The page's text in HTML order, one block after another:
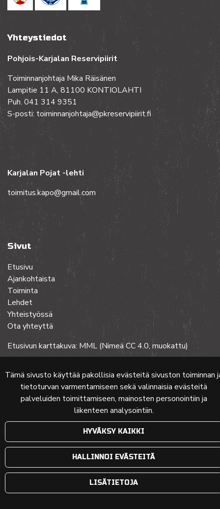
Tämä sivusto käyttää pakollisia evästeitä sivuston toiminnan
tietoturvan varmentamiseen sekä valinnaisia evästeitä
palveluiden toimittamiseen, mainosten personointiin ja
liikenteen analysointiin.
HYVÄKSY KAIKKI
HALLINNOI EVÄSTEITÄ
LISÄTIETOJA
Yhteystiedot
Pohjois-Karjalan Reservipiirit
Toiminnanjohtaja Mika Räisänen
Lampitie 11 A, 81100 KONTIOLAHTI
Puh. 041 314 9351
S-posti: toiminnanjohtaja@pkreservipiirit.fi
Karjalan Pojat -lehti
toimitus.kapo@gmail.com
Sivut
Etusivu
Ajankohtaista
Toiminta
Lehdet
Yhteistyössä
Ota yhteyttä
Etusivun karttakuva: MML (Nimeä CC 4.0, muokattu)
© 2024 PKMT | Verkkosivu atFlow Oy